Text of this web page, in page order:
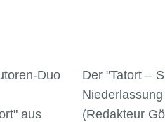
Duo
aus
Der "Tatort –
(Redakteur